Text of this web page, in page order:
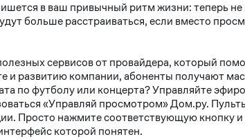
в ваш привычный ритм жизни: теперь
больше расстраиваться, если вместо
сервисов от провайдера, который
и развитию компании, абоненты получают
по футболу или концерта? Управляйте
«Управляй просмотром» Дом.ру.
Просто нажмите соответствующую кнопку
которой понятен.